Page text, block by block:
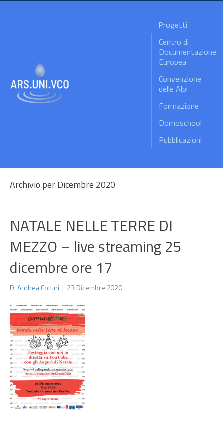
Progetti
Centro di
Documentazione
Europea
Convenzione
delle Alpi
Formazione
Domoschool
Pubblicazioni
Archivio per Dicembre 2020
NATALE NELLE TERRE DI
MEZZO – live streaming 25
dicembre ore 17
DiAndrea Cottini | 23 Dicembre 2020